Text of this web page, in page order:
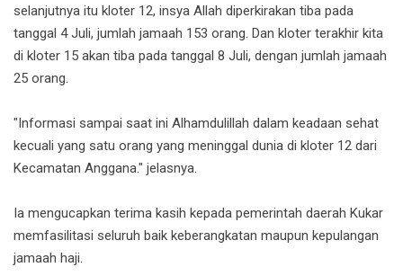
selanjutnya itu kloter 12, insya Allah diperkirakan tiba pada
tanggal 4 Juli, jumlah jamaah 153 orang. Dan kloter terakhir kita
di kloter 15 akan tiba pada tanggal 8 Juli, dengan jumlah jamaah
25 orang.
"Informasi sampai saat ini Alhamdulillah dalam keadaan sehat
kecuali yang satu orang yang meninggal dunia di kloter 12 dari
Kecamatan Anggana." jelasnya.
Ia mengucapkan terima kasih kepada pemerintah daerah Kukar
memfasilitasi seluruh baik keberangkatan maupun kepulangan
jamaah haji.